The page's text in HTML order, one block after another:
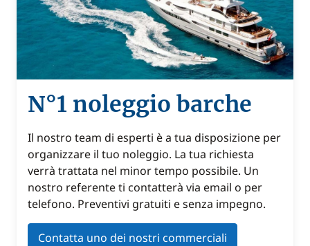
N°1 noleggio barche
Il nostro team di esperti è a tua disposizione per
organizzare il tuo noleggio. La tua richiesta
verrà trattata nel minor tempo possibile. Un
nostro referente ti contatterà via email o per
telefono. Preventivi gratuiti e senza impegno.
Contatta uno dei nostri commerciali